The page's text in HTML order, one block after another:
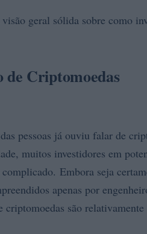
geral sólida sobre como
Criptomoedas
pessoas já ouviu falar de
muitos investidores em
Embora seja
apenas por
são relativamente